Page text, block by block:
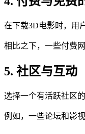
在下载3D电影时，用
相比之下，一些付费
5. 社区与互动
选择一个有活跃社区
例如，一些论坛和影